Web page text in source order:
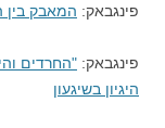
פינגבאק: המאבק בין
פינגבאק: "החרדים
היגיון בשיגעון